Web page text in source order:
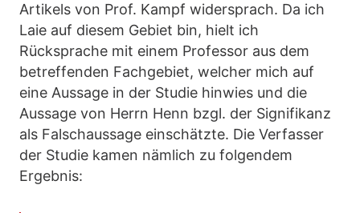
Artikels von Prof. Kampf widersprach. Da ich
Laie auf diesem Gebiet bin, hielt ich
Rücksprache mit einem Professor aus dem
betreffenden Fachgebiet, welcher mich auf
eine Aussage in der Studie hinwies und die
Aussage von Herrn Henn bzgl. der Signifikanz
als Falschaussage einschätzte. Die Verfasser
der Studie kamen nämlich zu folgendem
Ergebnis: